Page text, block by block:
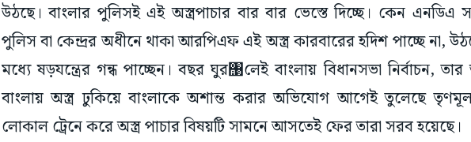
উঠছে। বাংলার পুলিসই এই অস্ত্রপাচার বার বার ভেস্তে দিচ্ছে। কেন এনডিএ
পুলিস বা কেন্দ্রর অধীনে থাকা আরপিএফ এই অস্ত্র কারবারের হদিশ পাচ্ছে না,
মধ্যে ষড়যন্ত্রের গন্ধ পাচ্ছেন। বছর ঘুর঩লেই বাংলায় বিধানসভা নির্বাচন,
বাংলায় অস্ত্র ঢুকিয়ে বাংলাকে অশান্ত করার অভিযোগ আগেই তুলেছে
লোকাল ট্রেনে করে অস্ত্র পাচার বিষয়টি সামনে আসতেই ফের তারা সরব হয়েছে।